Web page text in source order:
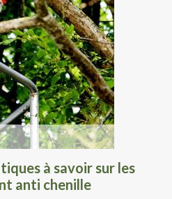
à savoir sur les
anti chenille